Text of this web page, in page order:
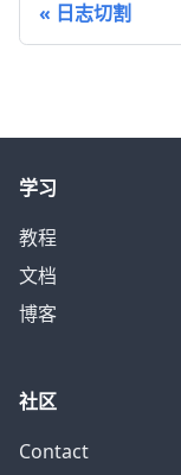
日志切割
学习
教程
文档
博客
社区
Contact